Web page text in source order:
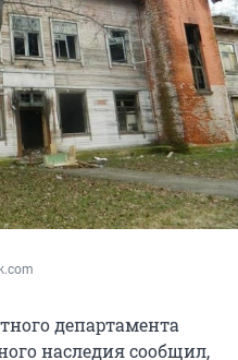
департамента
наследия сообщил,